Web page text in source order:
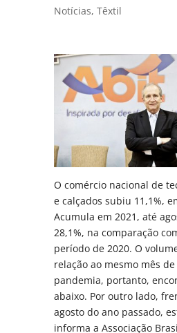
Notícias,Têxtil
O comércio nacional de
e calçados subiu 11,1%,
Acumula em 2021, até
28,1%, na comparação
período de 2020. O
relação ao mesmo mês
pandemia, portanto,
abaixo. Por outro lado,
agosto do ano passado,
informa a Associação